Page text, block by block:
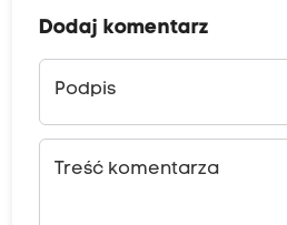
Dodaj komentarz
Podpis
Treść komentarza